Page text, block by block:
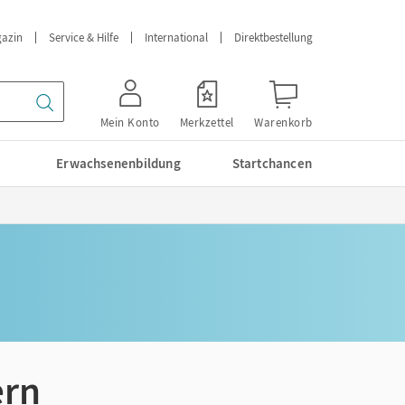
Service & Hilfe International Direktbestellung
Mein Konto Merkzettel Warenkorb
Erwachsenenbildung Startchancen